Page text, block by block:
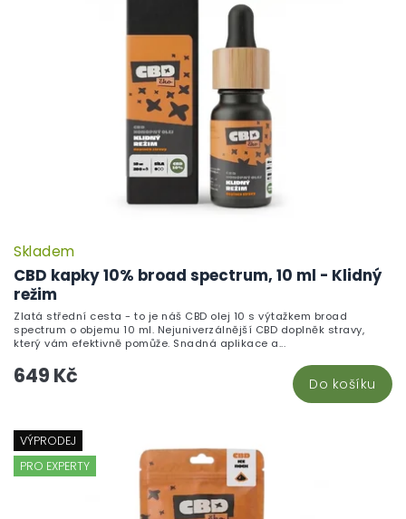
CBD kapky 10% broad spectrum, 10 ml - Klidný
režim
Skladem
649 Kč Do košíku
Zlatá střední cesta - to je náš CBD olej 10 s výtažkem broad
spectrum o objemu 10 ml. Nejuniverzálnější CBD doplněk stravy,
který vám efektivně pomůže. Snadná aplikace a...
VÝPRODEJ
PRO EXPERTY